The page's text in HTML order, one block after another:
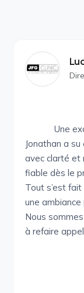
Une
Jonathan a
avec clarté et
fiable dès le
Tout s’est
une ambiance
Nous
à refaire